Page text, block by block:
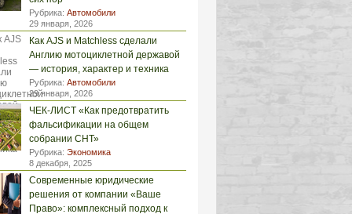
Рубрика: Автомобили
29 января, 2026
Как AJS и Matchless сделали
Англию мотоциклетной державой
— история, характер и техника
Рубрика: Автомобили
29 января, 2026
ЧЕК-ЛИСТ «Как предотвратить
фальсификации на общем
собрании СНТ»
Рубрика: Экономика
8 декабря, 2025
Современные юридические
решения от компании «Ваше
Право»: комплексный подход к